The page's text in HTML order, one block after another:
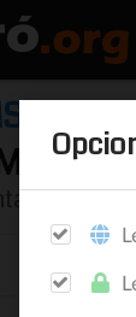
del